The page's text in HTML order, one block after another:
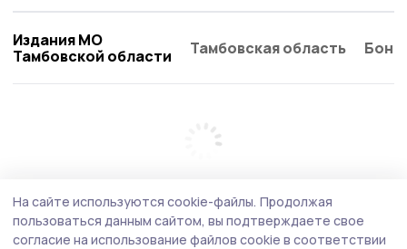
Издания МО
Тамбовской области
Тамбовская область
На сайте используются cookie-файлы. Продолжая
пользоваться данным сайтом, вы подтверждаете свое
согласие на использование файлов cookie в соответствии